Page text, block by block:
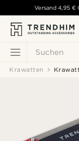
Suchen
Versand 4,95 €
Krawatten